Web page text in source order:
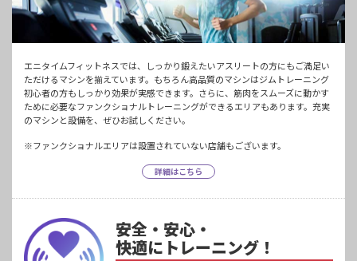
エニタイムフィットネスでは、しっかり鍛えたいアスリートの方にもご満足い
ただけるマシンを揃えています。もちろん高品質のマシンはジムトレーニング
初心者の方もしっかり効果が実感できます。さらに、筋肉をスムーズに動かす
ために必要なファンクショナルトレーニングができるエリアもあります。充実
のマシンと設備を、ぜひお試しください。
※ファンクショナルエリアは設置されていない店舗もございます。
詳細はこちら
安全・安心・
快適にトレーニング！